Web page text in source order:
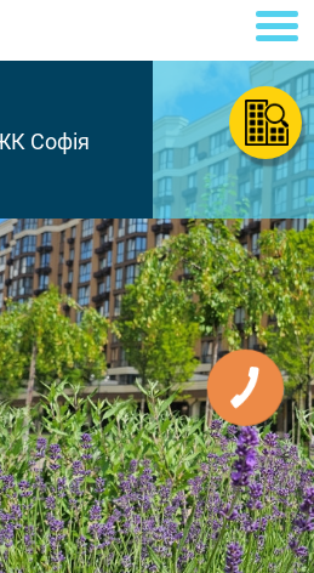
Софія